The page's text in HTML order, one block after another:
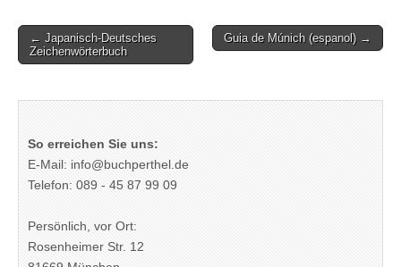
Post
navigation
← Japanisch-Deutsches
Zeichenwörterbuch
Guia de Múnich (espanol) →
So erreichen Sie uns:
E-Mail: info@buchperthel.de
Telefon: 089 - 45 87 99 09
Persönlich, vor Ort:
Rosenheimer Str. 12